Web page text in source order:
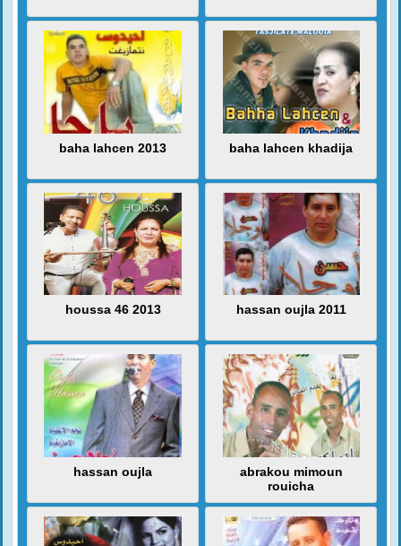
baha lahcen 2013 baha lahcen khadija
houssa 46 2013 hassan oujla 2011
hassan oujla
abrakou mimoun
rouicha